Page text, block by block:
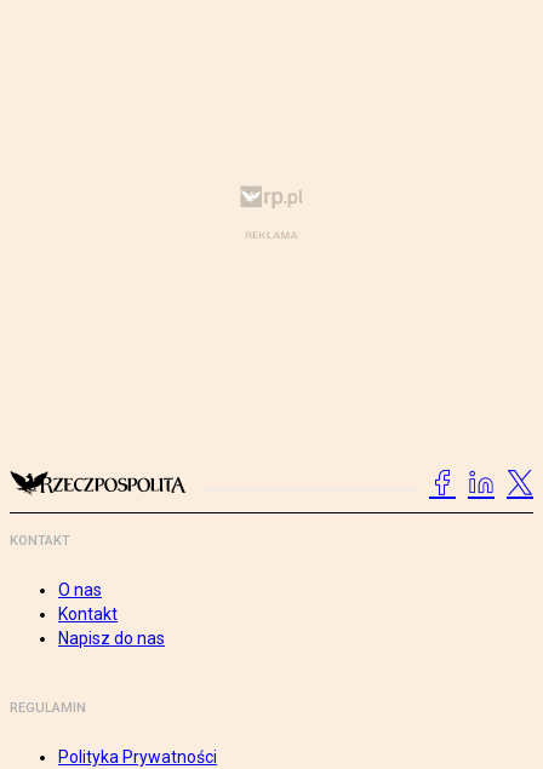
KONTAKT
O nas
Kontakt
Napisz do nas
REGULAMIN
Polityka Prywatności